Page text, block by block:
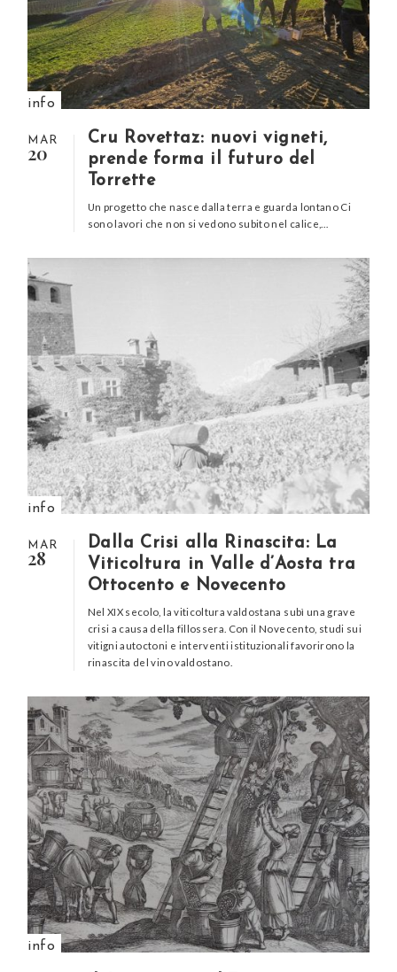
info
MAR
20
Cru Rovettaz: nuovi vigneti,
prende forma il futuro del
Torrette
Un progetto che nasce dalla terra e guarda lontano Ci
sono lavori che non si vedono subito nel calice,…
info
MAR
28
Dalla Crisi alla Rinascita: La
Viticoltura in Valle d’Aosta tra
Ottocento e Novecento
Nel XIX secolo, la viticoltura valdostana subì una grave
crisi a causa della fillossera. Con il Novecento, studi sui
vitigni autoctoni e interventi istituzionali favorirono la
rinascita del vino valdostano.
info